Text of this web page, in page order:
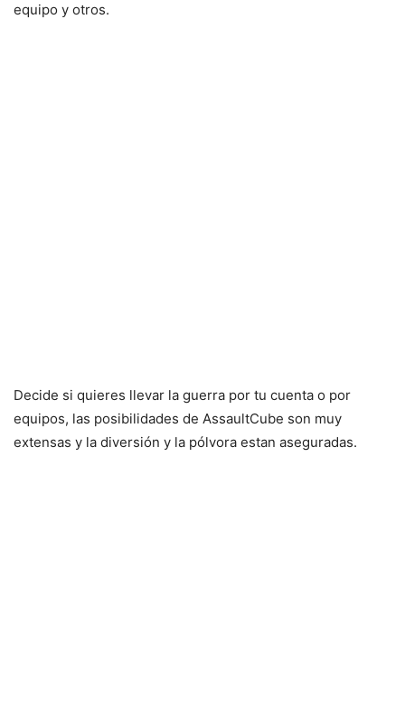
equipo y otros.
Decide si quieres llevar la guerra por tu cuenta o por
equipos, las posibilidades de AssaultCube son muy
extensas y la diversión y la pólvora estan aseguradas.